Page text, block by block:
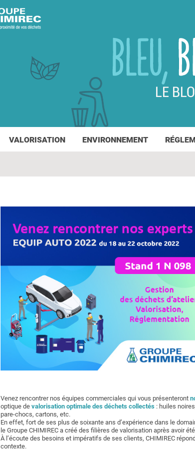
Venez rencontrer nos équipes commerciales qui vous présenteront
optique de valorisation optimale des déchets collectés : huiles
pare-chocs, cartons, etc.
En effet, fort de ses plus de soixante ans d’expérience dans le
le Groupe CHIMIREC a créé des filières de valorisation après avoir
À l’écoute des besoins et impératifs de ses clients, CHIMIREC
contexte.
VALORISATION ENVIRONNEMENT